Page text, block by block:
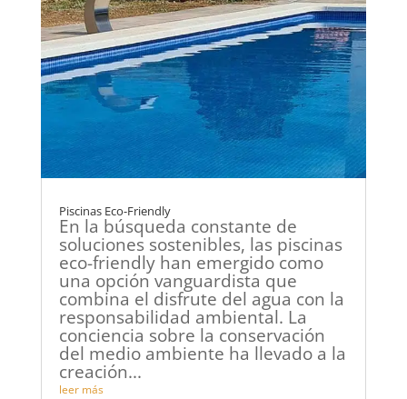
Piscinas Eco-Friendly
En la búsqueda constante de
soluciones sostenibles, las piscinas
eco-friendly han emergido como
una opción vanguardista que
combina el disfrute del agua con la
responsabilidad ambiental. La
conciencia sobre la conservación
del medio ambiente ha llevado a la
creación...
leer más